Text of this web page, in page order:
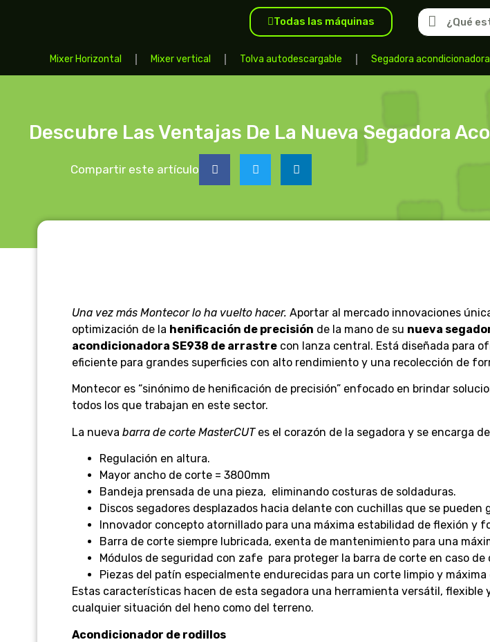
Todas las máquinas
Mixer Horizontal Mixer vertical Tolva autodescargable Segadora acondicionadora
Descubre Las Ventajas De La Nueva Segadora
Compartir este artículo
Una vez más Montecor lo ha vuelto hacer. Aportar al mercado innovaciones
optimización de la henificación de precisión de la mano de su nueva
acondicionadora SE938 de arrastrecon lanza central. Está diseñada para
eficiente para grandes superficies con alto rendimiento y una recolección de
Montecor es “sinónimo de henificación de precisión” enfocado en brindar
todos los que trabajan en este sector.
La nueva barra de corte MasterCUT es el corazón de la segadora y se encarga
Regulación en altura.
Mayor ancho de corte = 3800mm
Bandeja prensada de una pieza, eliminando costuras de soldaduras.
Discos segadores desplazados hacia delante con cuchillas que se pueden
Innovador concepto atornillado para una máxima estabilidad de flexión y
Barra de corte siempre lubricada, exenta de mantenimiento para una
Módulos de seguridad con zafe para proteger la barra de corte en caso de
Piezas del patín especialmente endurecidas para un corte limpio y
Estas características hacen de esta segadora una herramienta versátil, flexible
cualquier situación del heno como del terreno.
Acondicionador de rodillos